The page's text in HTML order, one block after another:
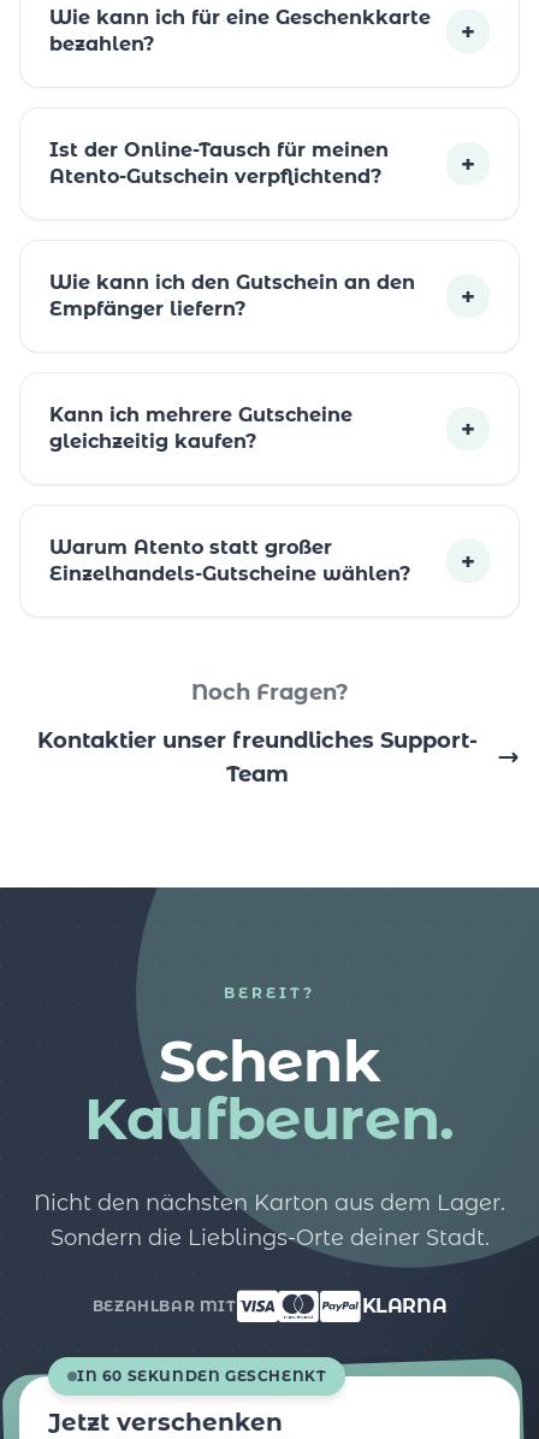
Wie kann ich für eine Geschenkkarte
bezahlen?
+
Ist der Online-Tausch für meinen
Atento-Gutschein verpflichtend?
+
Wie kann ich den Gutschein an den
Empfänger liefern?
+
Kann ich mehrere Gutscheine
gleichzeitig kaufen?
+
Warum Atento statt großer
Einzelhandels-Gutscheine wählen?
+
Noch Fragen?
Kontaktier unser freundliches Support-
Team
BEREIT?
Schenk
Kaufbeuren.
Nicht den nächsten Karton aus dem Lager.
Sondern die Lieblings-Orte deiner Stadt.
BEZAHLBAR MIT KLARNA
IN 60 SEKUNDEN GESCHENKT
Jetzt verschenken